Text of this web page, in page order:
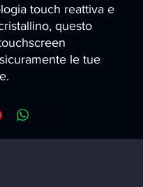
touch reattiva e
questo
le tue